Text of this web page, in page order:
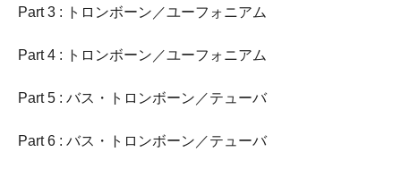
Part 3 : トロンボーン／ユーフォニアム
Part 4 : トロンボーン／ユーフォニアム
Part 5 : バス・トロンボーン／テューバ
Part 6 : バス・トロンボーン／テューバ